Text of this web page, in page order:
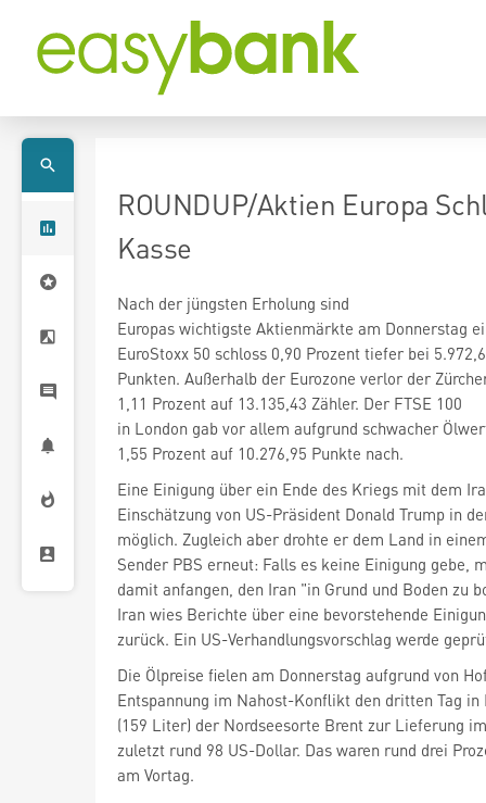
ROUNDUP/Aktien Europa
Kasse
Nach der jüngsten Erholung sind
Europas wichtigste Aktienmärkte am Donnerstag
EuroStoxx 50 schloss 0,90 Prozent tiefer bei
in London gab vor allem aufgrund schwacher
1,55 Prozent auf 10.276,95 Punkte nach.
Eine Einigung über ein Ende des Kriegs mit dem
Einschätzung von US-Präsident Donald Trump in
möglich. Zugleich aber drohte er dem Land in
Sender PBS erneut: Falls es keine Einigung gebe,
damit anfangen, den Iran "in Grund und Boden zu
Iran wies Berichte über eine bevorstehende
zurück. Ein US-Verhandlungsvorschlag werde
Die Ölpreise fielen am Donnerstag aufgrund von
Entspannung im Nahost-Konflikt den dritten Tag in
(159 Liter) der Nordseesorte Brent zur Lieferung
zuletzt rund 98 US-Dollar. Das waren rund drei
am Vortag.